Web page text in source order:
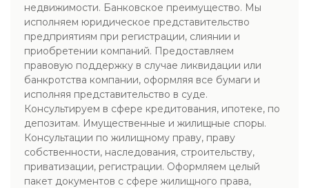
недвижимости. Банковское преимущество. Мы
исполняем юридическое представительство
предприятиям при регистрации, слиянии и
приобретении компаний. Предоставляем
правовую поддержку в случае ликвидации или
банкротства компании, оформляя все бумаги и
исполняя представительство в суде.
Консультируем в сфере кредитования, ипотеке, по
депозитам. Имущественные и жилищные споры.
Консультации по жилищному праву, праву
собственности, наследования, строительству,
приватизации, регистрации. Оформляем целый
пакет документов с сфере жилищного права,